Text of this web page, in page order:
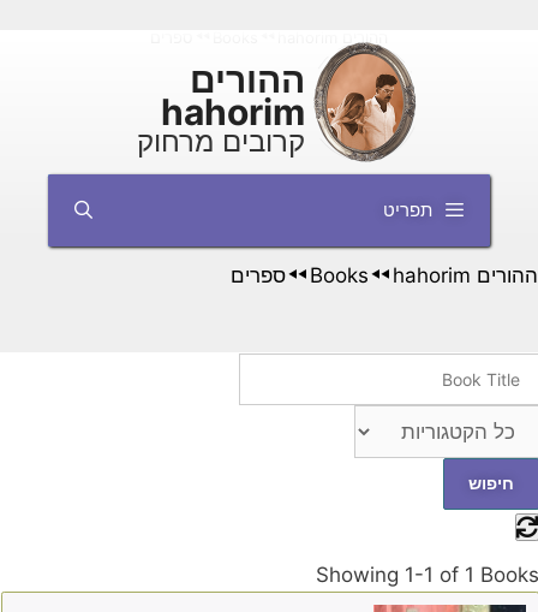
ההורים
hahorim
קרובים מרחוק
תפריט
ההורים hahorim ◄◄
Books
◄◄ ספרים
Showing 1-1 of 1 Books